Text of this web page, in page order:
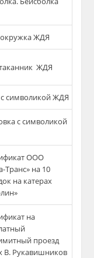
ЖДЯ
ЖДЯ
символикой ЖДЯ
с символикой
ООО
Транс» на 10
на катерах
на
проезд
В. Рукавишников